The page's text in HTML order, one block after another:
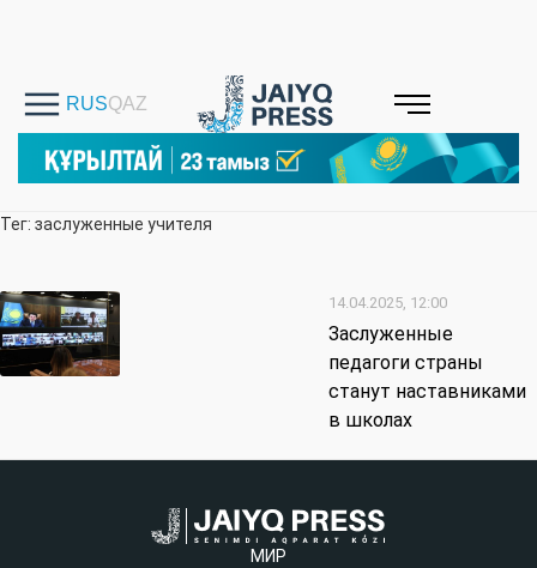
Тег: заслуженные учителя
14.04.2025, 12:00
Заслуженные
педагоги страны
станут наставниками
в школах
МИР